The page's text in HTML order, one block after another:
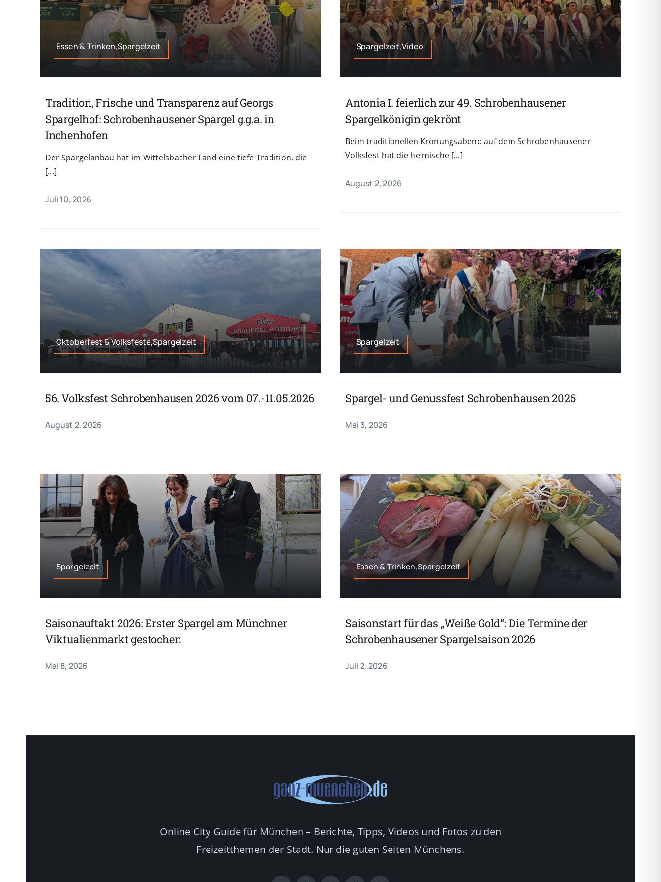
Essen & Trinken,Spargelzeit
Tradition, Frische und Transparenz auf Georgs
Spargelhof: Schrobenhausener Spargel g.g.a. in
Inchenhofen
Der Spargelanbau hat im Wittelsbacher Land eine tiefe Tradition, die
[...]
Juli 10, 2026
Spargelzeit,Video
Antonia I. feierlich zur 49. Schrobenhausener
Spargelkönigin gekrönt
Beim traditionellen Krönungsabend auf dem Schrobenhausener
Volksfest hat die heimische [...]
August 2, 2026
Oktoberfest & Volksfeste,Spargelzeit
56. Volksfest Schrobenhausen 2026 vom 07.-11.05.2026
August 2, 2026
Spargelzeit
Spargel- und Genussfest Schrobenhausen 2026
Mai 3, 2026
Spargelzeit
Saisonauftakt 2026: Erster Spargel am Münchner
Viktualienmarkt gestochen
Mai 8, 2026
Essen & Trinken,Spargelzeit
Saisonstart für das „Weiße Gold“: Die Termine der
Schrobenhausener Spargelsaison 2026
Juli 2, 2026
Online City Guide für München – Berichte, Tipps, Videos und Fotos zu den
Freizeitthemen der Stadt. Nur die guten Seiten Münchens.